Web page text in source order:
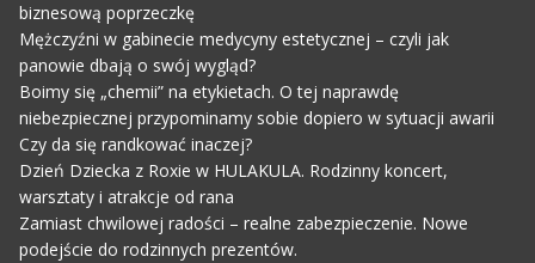
biznesową poprzeczkę
Mężczyźni w gabinecie medycyny estetycznej – czyli jak
panowie dbają o swój wygląd?
Boimy się „chemii” na etykietach. O tej naprawdę
niebezpiecznej przypominamy sobie dopiero w sytuacji awarii
Czy da się randkować inaczej?
Dzień Dziecka z Roxie w HULAKULA. Rodzinny koncert,
warsztaty i atrakcje od rana
Zamiast chwilowej radości – realne zabezpieczenie. Nowe
podejście do rodzinnych prezentów.